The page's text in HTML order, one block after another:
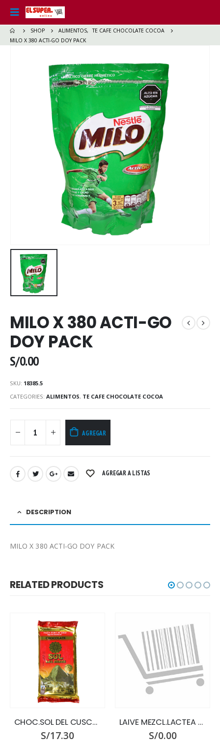
SHOP ALIMENTOS,
TE CAFE CHOCOLATE COCOA
MILO X 380 ACTI-GO DOY PACK
MILO X 380 ACTI-GO
DOY PACK
S/0.00
SKU: 18385.5
CATEGORIES: ALIMENTOS, TE CAFE CHOCOLATE COCOA
AGREGAR
AGREGAR A LISTAS
DESCRIPTION
MILO X 380 ACTI-GO DOY PACK
RELATED PRODUCTS
CHOC.SOL DEL CUSCO X 300 G.PASTA PU
S/17.30
LAIVE MEZCL.LACTEA VITAMIN.X 500 SIX PACK
S/0.00